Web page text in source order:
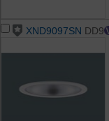
XND9097SN DD9